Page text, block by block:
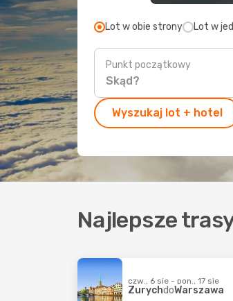
Lot w obie strony Lot w
Punkt początkowy
Wyszukaj lot + hotel
Najlepsze
czw., 6 sie - pon., 17 sie
ZurychdoWarszawa